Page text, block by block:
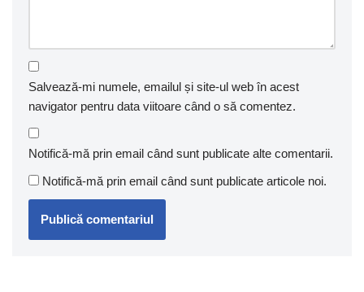
Salvează-mi numele, emailul și site-ul web în acest
navigator pentru data viitoare când o să comentez.
Notifică-mă prin email când sunt publicate alte comentarii.
Notifică-mă prin email când sunt publicate articole noi.